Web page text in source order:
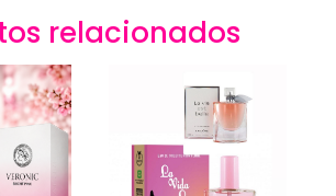
relacionados